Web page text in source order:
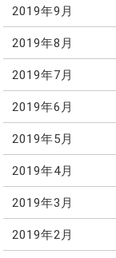
2019年9月
2019年8月
2019年7月
2019年6月
2019年5月
2019年4月
2019年3月
2019年2月